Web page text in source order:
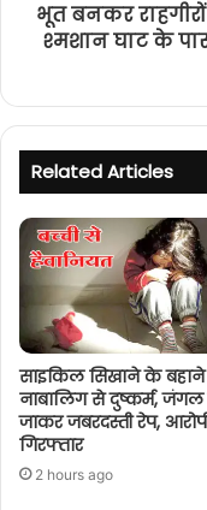
भूत बनकर
श्मशान घाट के
Related Articles
साइकिल सिखाने के बहाने
नाबालिग से दुष्कर्म,
जाकर जबरदस्ती रेप,
गिरफ्तार
2 hours ago